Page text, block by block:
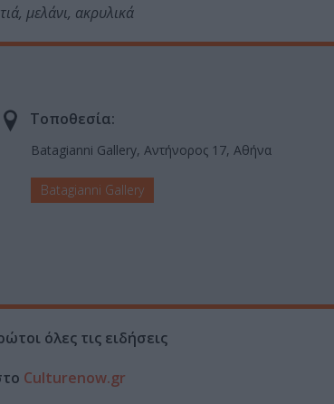
μελάνι, ακρυλικά
Τοποθεσία:
Batagianni Gallery, Αντήνορος 17, Αθήνα
Batagianni Gallery
όλες τις ειδήσεις
Culturenow.gr